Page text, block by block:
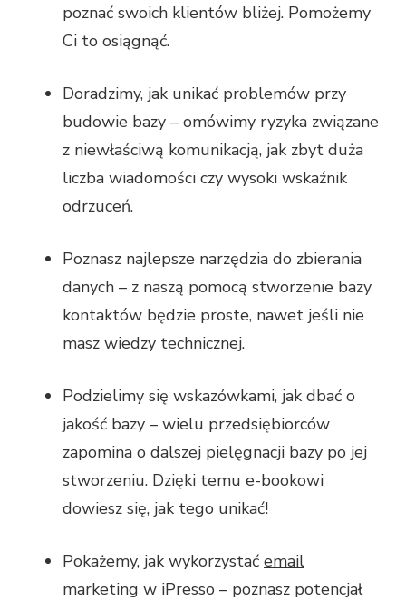
poznać swoich klientów bliżej. Pomożemy
Ci to osiągnąć.
Doradzimy, jak unikać problemów przy
budowie bazy – omówimy ryzyka związane
z niewłaściwą komunikacją, jak zbyt duża
liczba wiadomości czy wysoki wskaźnik
odrzuceń.
Poznasz najlepsze narzędzia do zbierania
danych – z naszą pomocą stworzenie bazy
kontaktów będzie proste, nawet jeśli nie
masz wiedzy technicznej.
Podzielimy się wskazówkami, jak dbać o
jakość bazy – wielu przedsiębiorców
zapomina o dalszej pielęgnacji bazy po jej
stworzeniu. Dzięki temu e-bookowi
dowiesz się, jak tego unikać!
Pokażemy, jak wykorzystać email
marketing w iPresso – poznasz potencjał